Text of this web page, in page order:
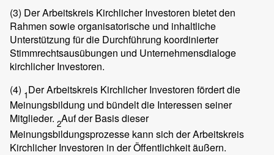
(3) Der Arbeitskreis Kirchlicher Investoren bietet den
Rahmen sowie organisatorische und inhaltliche
Unterstützung für die Durchführung koordinierter
Stimmrechtsausübungen und Unternehmensdialoge
kirchlicher Investoren.
(4) 1Der Arbeitskreis Kirchlicher Investoren fördert die
Meinungsbildung und bündelt die Interessen seiner
Mitglieder. 2Auf der Basis dieser
Meinungsbildungsprozesse kann sich der Arbeitskreis
Kirchlicher Investoren in der Öffentlichkeit äußern.